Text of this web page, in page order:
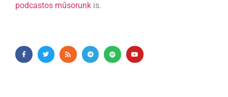
podcastos műsorunk is.